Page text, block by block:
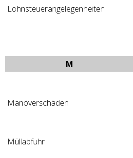
Lohnsteuerangelegenheiten
M
Manöverschäden
Müllabfuhr